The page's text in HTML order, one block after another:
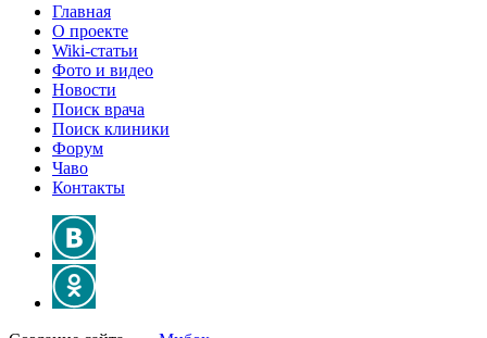
Главная
О проекте
Wiki-статьи
Фото и видео
Новости
Поиск врача
Поиск клиники
Форум
Чаво
Контакты